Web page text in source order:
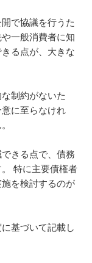
で協議を行うた
一般消費者に知
る点が、大きな
制約がないた
に至らなけれ
きる点で、債務
特に主要債権者
を検討するのが
基づいて記載し